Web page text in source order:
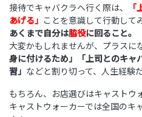
接待でキャバクラへ行く際は、
あげる」 ことを意識して行動して
あくまで自分は脇役に回ること。
大変かもしれませんが、プラスに
身に付けるため」「上司とのキャ
習」 などと割り切って、人生経験
もちろん、お店選びはキャストウ
キャストウォーカーでは全国のキ